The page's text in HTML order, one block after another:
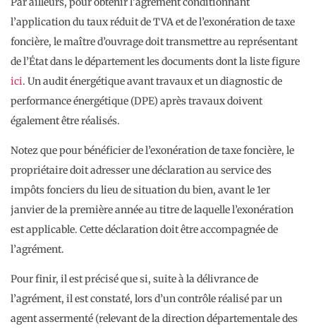
l’application du taux réduit de TVA et de l’exonération de taxe
foncière, le maître d’ouvrage doit transmettre au représentant
de l’État dans le département les documents dont la liste figure
ici. Un audit énergétique avant travaux et un diagnostic de
performance énergétique (DPE) après travaux doivent
également être réalisés.
Notez que pour bénéficier de l’exonération de taxe foncière, le
propriétaire doit adresser une déclaration au service des
impôts fonciers du lieu de situation du bien, avant le 1er
janvier de la première année au titre de laquelle l’exonération
est applicable. Cette déclaration doit être accompagnée de
l’agrément.
Pour finir, il est précisé que si, suite à la délivrance de
l’agrément, il est constaté, lors d’un contrôle réalisé par un
agent assermenté (relevant de la direction départementale des